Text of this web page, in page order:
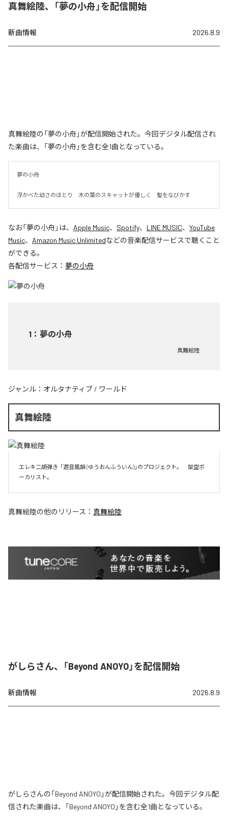
真舞絵陸、「夢の小舟」を配信開始
新曲情報 2026.8.9
真舞絵陸の「夢の小舟」が配信開始された。今回デジタル配信され
た楽曲は、「夢の小舟」を含む全1曲となっている。
夢の小舟
浮かべた幼さのほとり　木の葉のスキャットが優しく　髪をなびかす
なお「夢の小舟」は、 Apple Music、 Spotify、 LINE MUSIC、 YouTube
Music、 Amazon Music Unlimitedなどの音楽配信サービスで聴くこと
ができる。
各配信サービス： 夢の小舟
1 ： 夢の小舟
真舞絵陸
ジャンル： オルタナティブ / ワールド
真舞絵陸
エレキ二胡弾き  「遊音風韻 (ゆうおんふういん)」のプロジェクト。　架空ボ
ーカリスト。
真舞絵陸の他のリリース： 真舞絵陸
がしらさん、「Beyond ANOYO」を配信開始
新曲情報 2026.8.9
がしらさんの「Beyond ANOYO」が配信開始された。今回デジタル配
信された楽曲は、「Beyond ANOYO」を含む全1曲となっている。